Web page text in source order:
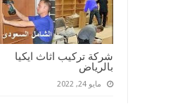
شركة تركيب اثاث ايكيا
بالرياض
مايو 24, 2022